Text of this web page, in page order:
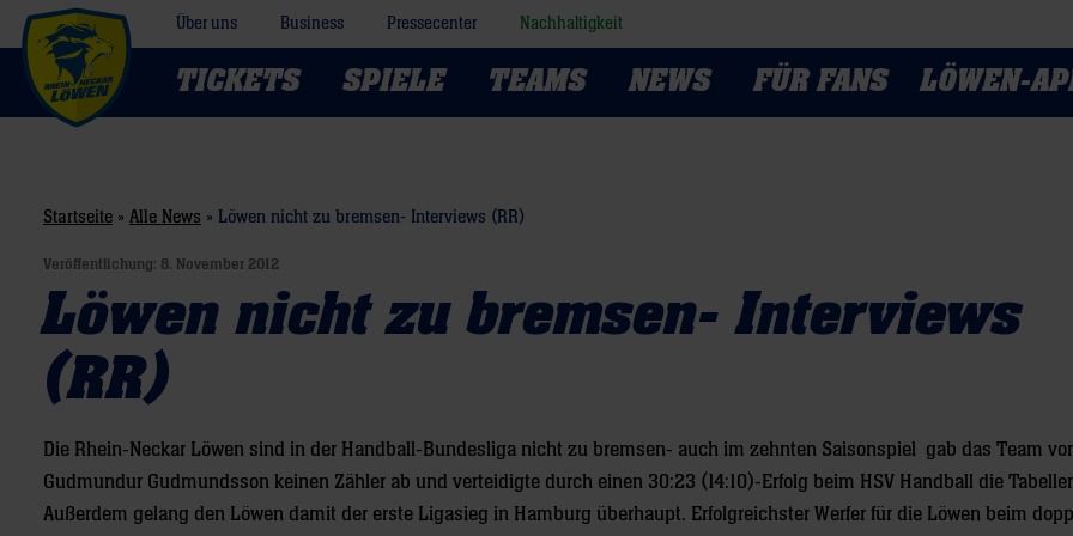
Über uns Business Pressecenter Nachhaltigkeit
TICKETS SPIELE TEAMS NEWS FÜR FANS LÖWEN-
Startseite » Alle News » Löwen nicht zu bremsen- Interviews (RR)
Veröffentlichung: 8. November 2012
Löwen nicht zu bremsen- Interviews
(RR)
Die Rhein-Neckar Löwen sind in der Handball-Bundesliga nicht zu bremsen- auch im zehnten Saisonspiel gab das Team
Gudmundur Gudmundsson keinen Zähler ab und verteidigte durch einen 30:23 (14:10)-Erfolg beim HSV Handball die
Außerdem gelang den Löwen damit der erste Ligasieg in Hamburg überhaupt. Erfolgreichster Werfer für die Löwen beim